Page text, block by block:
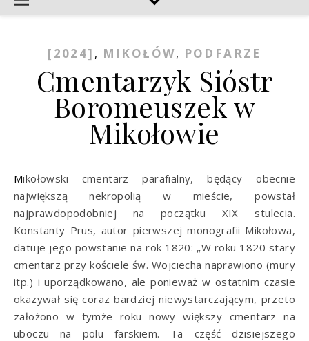
[2024] , MIKOŁÓW, PODFARZE
Cmentarzyk Sióstr
Boromeuszek w
Mikołowie
Mikołowski cmentarz parafialny, będący obecnie
największą nekropolią w mieście, powstał
najprawdopodobniej na początku XIX stulecia.
Konstanty Prus, autor pierwszej monografii Mikołowa,
datuje jego powstanie na rok 1820: „W roku 1820 stary
cmentarz przy kościele św. Wojciecha naprawiono (mury
itp.) i uporządkowano, ale ponieważ w ostatnim czasie
okazywał się coraz bardziej niewystarczającym, przeto
założono w tymże roku nowy większy cmentarz na
uboczu na polu farskiem. Ta część dzisiejszego